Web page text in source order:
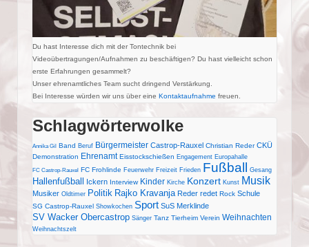
Du hast Interesse dich mit der Tontechnik bei
Videoübertragungen/Aufnahmen zu beschäftigen? Du hast vielleicht schon
erste Erfahrungen gesammelt?
Unser ehrenamtliches Team sucht dringend Verstärkung.
Bei Interesse würden wir uns über eine Kontaktaufnahme freuen.
Schlagwörterwolke
Annika Gil Band Beruf Bürgermeister Castrop-Rauxel Christian Reder CKÜ
Demonstration Ehrenamt Eisstockschießen Engagement Europahalle
FC Castrop-Rauxel FC Frohlinde Feuerwehr Freizeit Frieden Fußball Gesang
Hallenfußball Ickern Interview Kinder Kirche Konzert Kunst Musik
Musiker Oldtimer Politik Rajko Kravanja Reder redet Rock Schule
SG Castrop-Rauxel Showkochen Sport SuS Merklinde
SV Wacker Obercastrop Sänger Tanz Tierheim Verein Weihnachten
Weihnachtszelt